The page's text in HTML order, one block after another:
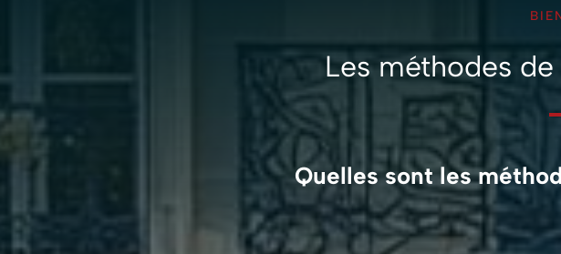
Les méthodes
Quelles sont les